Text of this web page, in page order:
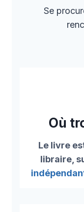
Se
Où
Le livre
libraire,